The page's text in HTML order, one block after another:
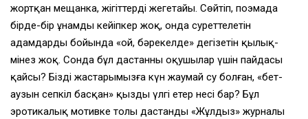
жортқан мещанка, жігіттердің жеңгетайы. Сөйтіп, поэмада
бірде-бір ұнамды кейіпкер жоқ, онда суреттелетін
адамдардың бойында «ой, бәрекелде» дегізетін қылық-
мінез жоқ. Сонда бұл дастанның оқушылар үшін пайдасы
қайсы? Біздің жастарымызға күн жаумай су болған, «бет-
аузын сепкіл басқан» қыздың үлгі етер несі бар? Бұл
эротикалық мотивке толы дастанды «Жұлдыз» журналы